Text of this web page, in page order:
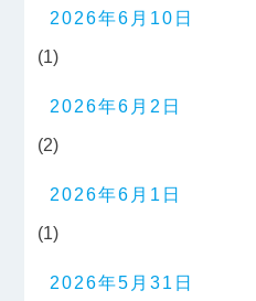
2026年6月10日
(1)
2026年6月2日
(2)
2026年6月1日
(1)
2026年5月31日